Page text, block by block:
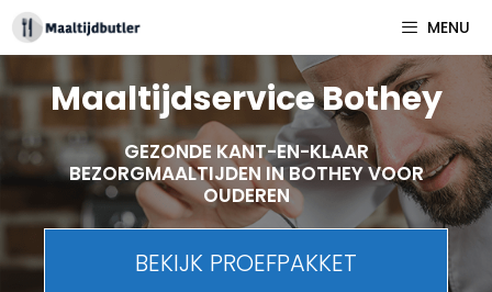
Spring
naar
inhoud
MENU
Maaltijdservice Bothey
GEZONDE KANT-EN-KLAAR
BEZORGMAALTIJDEN IN BOTHEY VOOR
OUDEREN
BEKIJK PROEFPAKKET